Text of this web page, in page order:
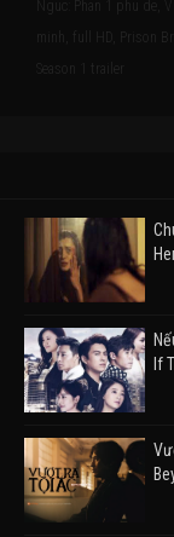
Nguc: Phan 1 phu de,
minh, full HD, Prison
Season 1 trailer
If